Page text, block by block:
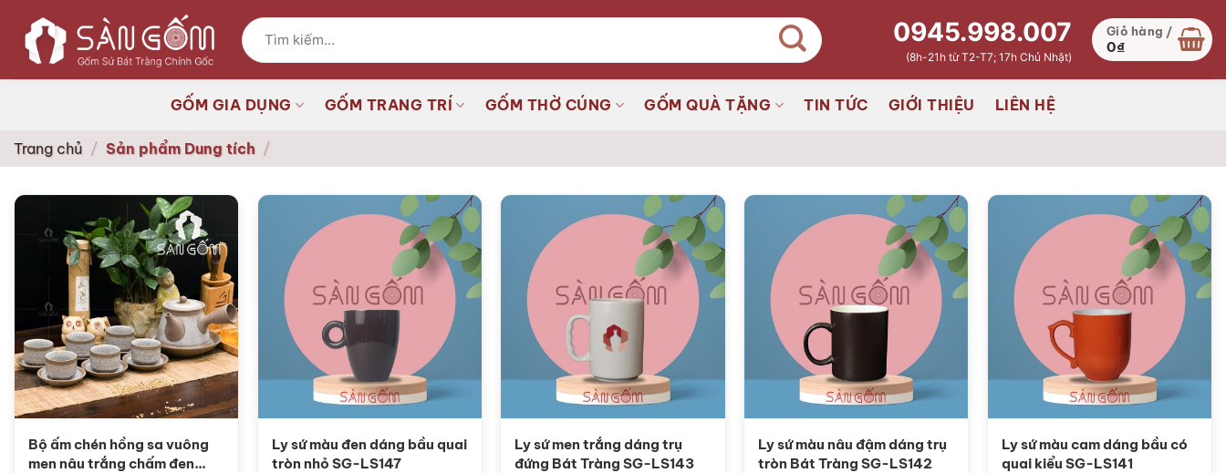
qua
dung
Tìm
kiếm:
0945.998.007
(8h-21h từ T2-T7; 17h Chủ Nhật)
Giỏ hàng /
0₫
GỐM GIA DỤNG GỐM TRANG TRÍ GỐM THỜ CÚNG GỐM QUÀ TẶNG TIN TỨC GIỚI THIỆU LIÊN HỆ
Trang chủ / Sản phẩm Dung tích /
Bộ ấm chén hồng sa vuông
men nâu trắng chấm đen
Ly sứ màu đen dáng bầu quai
tròn nhỏ SG-LS147
Ly sứ men trắng dáng trụ
đứng Bát Tràng SG-LS143
Ly sứ màu nâu đậm dáng trụ
tròn Bát Tràng SG-LS142
Ly sứ màu cam dáng bầu có
quai kiểu SG-LS141